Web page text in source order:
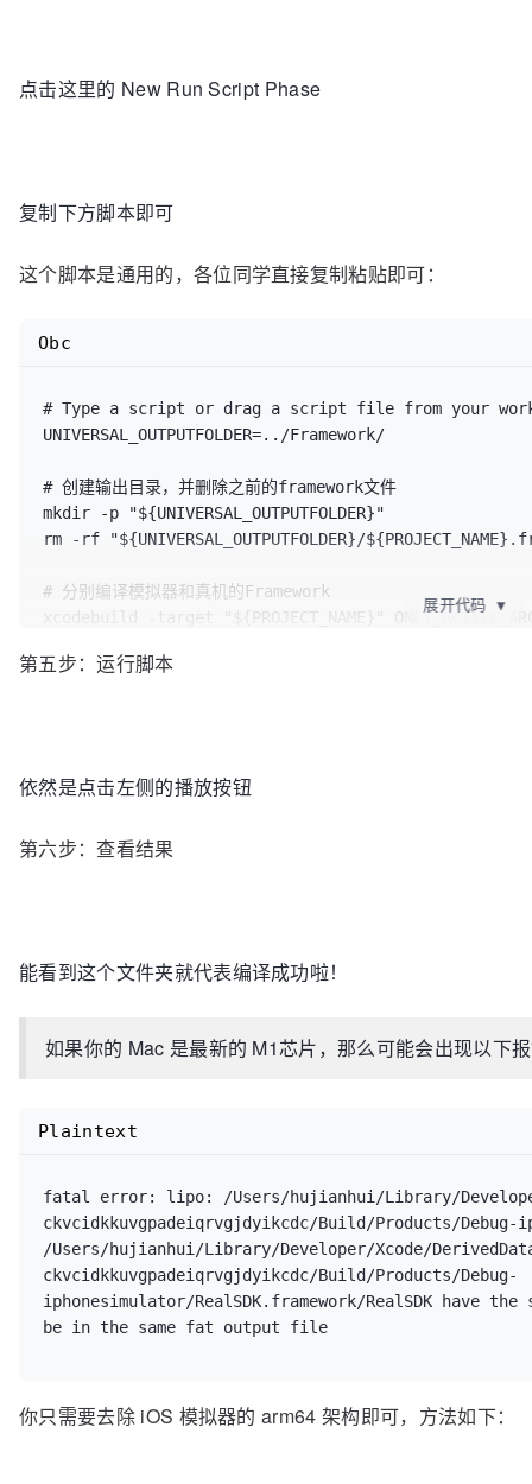
点击这里的 New Run Script Phase
复制下方脚本即可
这个脚本是通用的，各位同学直接复制粘贴即可：
# Type a script or drag a script file from your
UNIVERSAL_OUTPUTFOLDER=../Framework/
# 创建输出目录，并删除之前的framework文件
mkdir -p "${UNIVERSAL_OUTPUTFOLDER}"
rm -rf "${UNIVERSAL_OUTPUTFOLDER}/
# 分别编译模拟器和真机的Framework
xcodebuild -target "${PROJECT_NAME}"
xcodebuild -target "${PROJECT_NAME}"
IPHONE_BUILD=${BUILD_DIR}/${CONFIGURATION}-
SIMULATOR_BUILD=${BUILD_DIR}/${CONFIGURATION}-
# 拷贝framework到univer目录
# 定义输出路径变量
# 合并framework，输出最终的framework到build目录
Obc
展开代码 ▼
第五步：运行脚本
依然是点击左侧的播放按钮
第六步：查看结果
能看到这个文件夹就代表编译成功啦！
如果你的 Mac 是最新的 M1芯片，那么可能会出现以下
fatal error: lipo: /Users/hujianhui/Library/Developer/
ckvcidkkuvgpadeiqrvgjdyikcdc/Build/Products/Debug-
/Users/hujianhui/Library/Developer/Xcode/
ckvcidkkuvgpadeiqrvgjdyikcdc/Build/Products/Debug-
iphonesimulator/RealSDK.framework/RealSDK have
be in the same fat output file
Plaintext
你只需要去除 iOS 模拟器的 arm64 架构即可，方法如下：